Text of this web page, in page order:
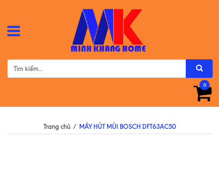
0
Trang chủ / MÁY HÚT MÙI BOSCH DFT63AC50